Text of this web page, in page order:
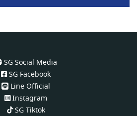
SG Social Media
SG Facebook
Line Official
Instagram
SG Tiktok